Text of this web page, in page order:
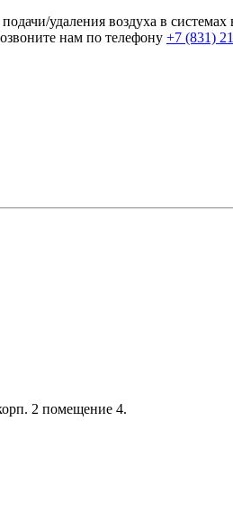
удаления воздуха в
нам по телефону +7 (831)
2 помещение 4.